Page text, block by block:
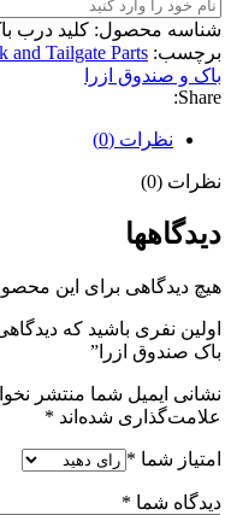
شناسه محصول: کلید درب
برچسب: and Tailgate Parts
باک و صندوق ازرا
Share:
نظرات (0)
نظرات (0)
دیدگاهها
هیچ دیدگاهی برای این
اولین نفری باشید که
باک صندوق ازرا”
نشانی ایمیل شما منتشر
علامت‌گذاری شده‌اند *
امتیاز شما *
دیدگاه شما *